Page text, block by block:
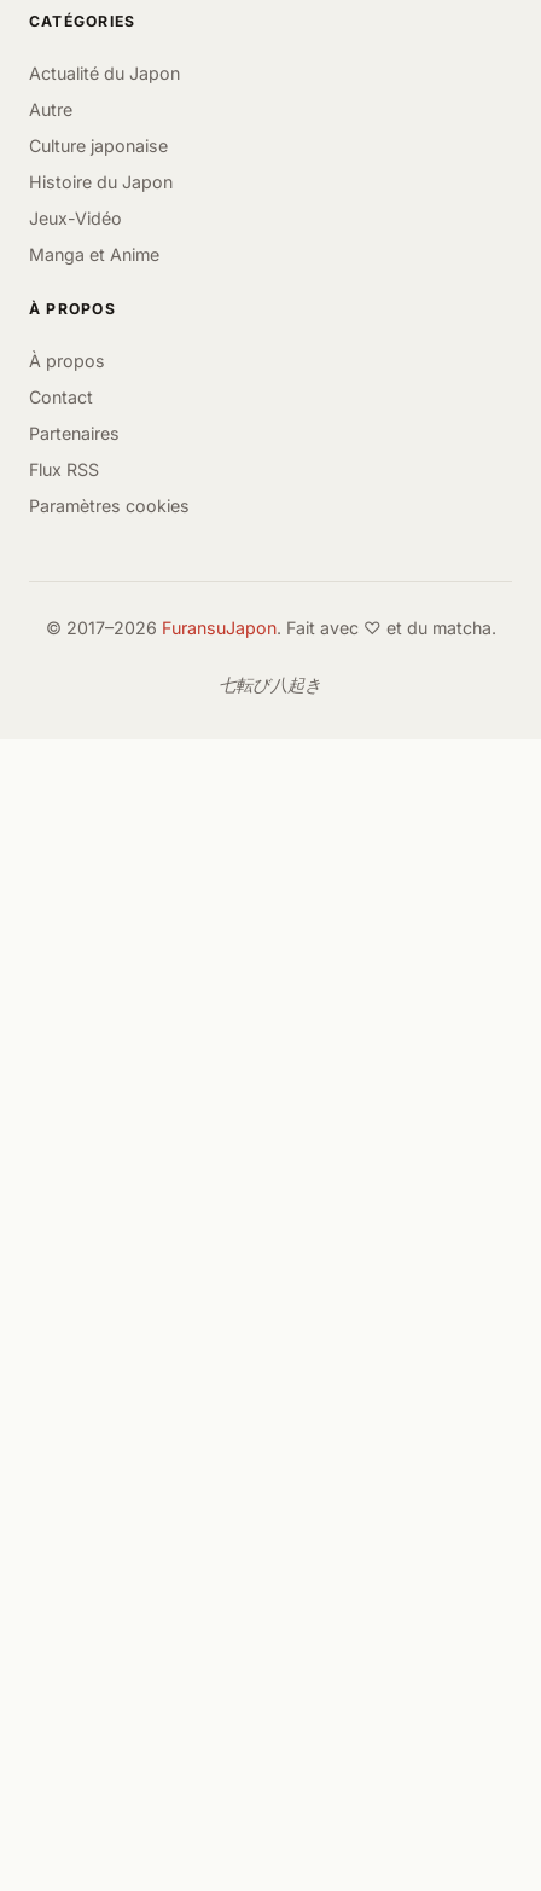
CATÉGORIES
Actualité du Japon
Autre
Culture japonaise
Histoire du Japon
Jeux-Vidéo
Manga et Anime
À PROPOS
À propos
Contact
Partenaires
Flux RSS
Paramètres cookies
© 2017–2026 FuransuJapon. Fait avec ♡ et du matcha.
七転び八起き